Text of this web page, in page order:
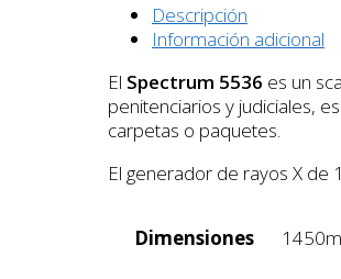
Descripción
Información adicional
El Spectrum 5536 es un
penitenciarios y judiciales,
carpetas o paquetes.
El generador de rayos X
Dimensiones